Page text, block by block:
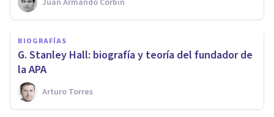
Juan Armando Corbin
BIOGRAFÍAS
G. Stanley Hall: biografía y teoría del fundador de
la APA
Arturo Torres